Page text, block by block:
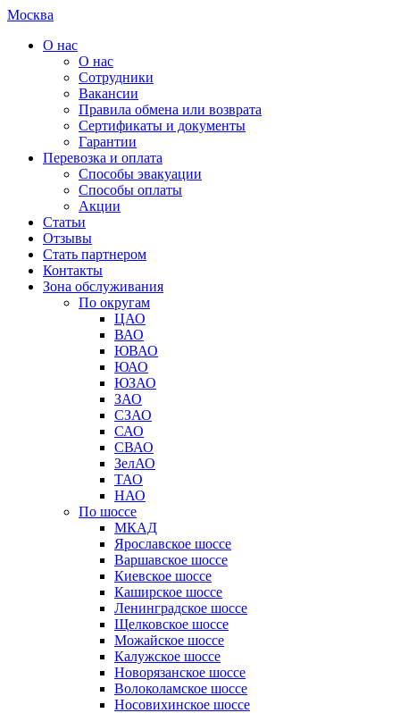
Москва
О нас
О нас
Сотрудники
Вакансии
Правила обмена или возврата
Сертификаты и документы
Гарантии
Перевозка и оплата
Способы эвакуации
Способы оплаты
Акции
Статьи
Отзывы
Стать партнером
Контакты
Зона обслуживания
По округам
ЦАО
ВАО
ЮВАО
ЮАО
ЮЗАО
ЗАО
СЗАО
САО
СВАО
ЗелАО
ТАО
НАО
По шоссе
МКАД
Ярославское шоссе
Варшавское шоссе
Киевское шоссе
Каширское шоссе
Ленинградское шоссе
Щелковское шоссе
Можайское шоссе
Калужское шоссе
Новорязанское шоссе
Волоколамское шоссе
Носовихинское шоссе